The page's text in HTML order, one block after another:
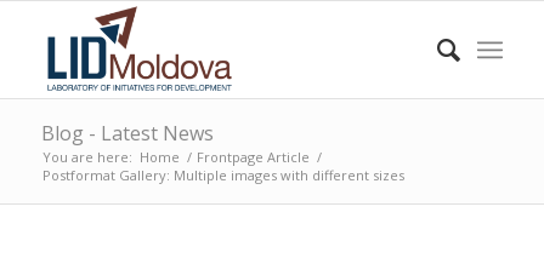
Blog - Latest News
You are here: Home / Frontpage Article /
Postformat Gallery: Multiple images with different sizes